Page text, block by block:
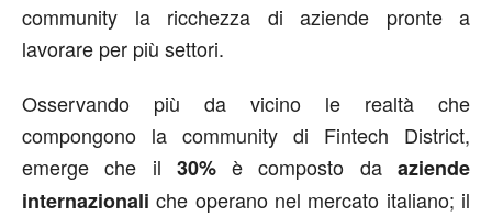
community la ricchezza di aziende pronte a
lavorare per più settori.
Osservando più da vicino le realtà che
compongono la community di Fintech District,
emerge che il 30%è composto daaziende
internazionali che operano nel mercato italiano; il